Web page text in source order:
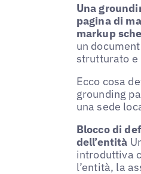
Una
pagina di
markup
un
strutturato e
Ecco cosa
grounding
una sede
Blocco di
dell’entità
introduttiva
l’entità, la